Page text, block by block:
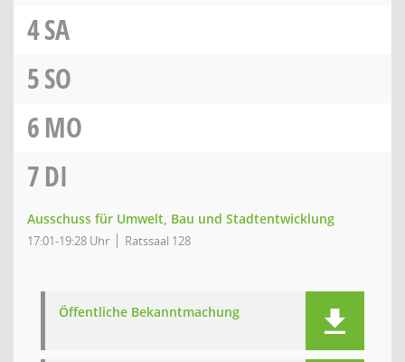
4SA
5SO
6MO
7DI
Ausschuss für Umwelt, Bau und Stadtentwicklung
17:01-19:28 Uhr Ratssaal 128
Öffentliche Bekanntmachung